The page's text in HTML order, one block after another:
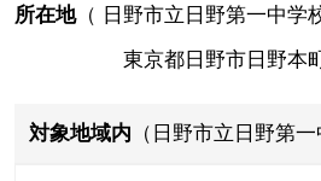
所在地（ 日野市立日野第一中学
東京都日野市日野本
対象地域内 （日野市立日野第一